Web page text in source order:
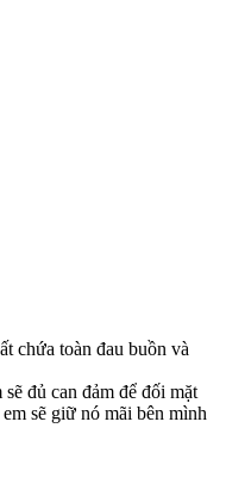
chứa toàn đau buồn và
đủ can đảm để đối mặt
sẽ giữ nó mãi bên mình